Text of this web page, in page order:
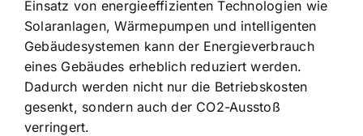
Einsatz von energieeffizienten Technologien wie
Solaranlagen, Wärmepumpen und intelligenten
Gebäudesystemen kann der Energieverbrauch
eines Gebäudes erheblich reduziert werden.
Dadurch werden nicht nur die Betriebskosten
gesenkt, sondern auch der CO2-Ausstoß
verringert.